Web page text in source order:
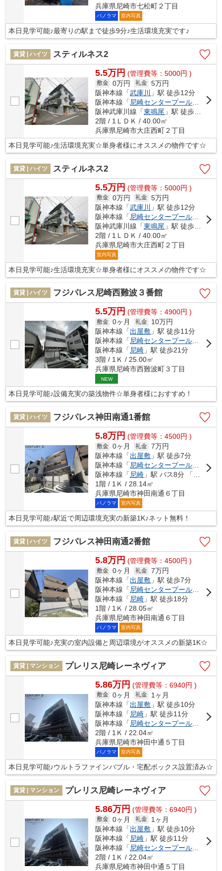
兵庫県尼崎市七松町２丁目
パノラマ 室内写真
本日見学可能♪最寄りの駅まで徒歩9分♪生活環境充実です♪
賃貸 | ハイツ スティルネス2
5.5万円 (管理費等：5000円 )
敷金 0万円 礼金 5万円
阪神本線「武庫川
」駅 徒歩12分
阪神本線「 尼崎センタープール前
」駅
阪神武庫川線「東鳴尾 」駅 徒歩23分
2階 / 1ＬＤＫ / 40.00㎡
兵庫県尼崎市大庄西町２丁目
本日見学可能♪生活環境充実☆単身者様にオススメの物件です☆
賃貸 | ハイツ スティルネス2
5.5万円 (管理費等：5000円 )
敷金 0万円 礼金 5万円
阪神本線「武庫川 」駅 徒歩12分
阪神本線「尼崎センタープール前
」駅
阪神武庫川線「東鳴尾 」駅 徒歩23分
2階 / 1ＬＤＫ / 40.00㎡
兵庫県尼崎市大庄西町２丁目
室内写真
本日見学可能♪生活環境充実☆単身者様にオススメの物件です☆
賃貸 | ハイツ フジパレス尼崎西難波３番館
5.5万円 (管理費等：4900円 )
敷金 0ヶ月 礼金
10万円
阪神本線「出屋敷 」駅 徒歩11分
阪神本線「尼崎センタープール前
」駅
阪神本線「尼崎 」駅 徒歩21分
3階 / 1Ｋ / 25.00㎡
兵庫県尼崎市西難波町３丁目
NEW
本日見学可能♪設備充実の築浅物件☆単身者様におすすめ！
賃貸 | ハイツ フジパレス神田南通1番館
5.8万円 (管理費等：4500円 )
敷金 0ヶ月 礼金 7万円
阪神本線「出屋敷 」駅 徒歩7分
阪神本線「尼崎センタープール前
」駅
阪神本線「尼崎 」駅 バス8分 「西難波」 停歩6分
1階 / 1Ｋ / 28.14㎡
兵庫県尼崎市神田南通６丁目
パノラマ 室内写真
本日見学可能♪駅近で周辺環境充実の新築1K♪ネット無料！
賃貸 | ハイツ フジパレス神田南通2番館
5.8万円 (管理費等：4500円 )
敷金 0ヶ月 礼金 7万円
阪神本線「出屋敷 」駅 徒歩7分
阪神本線「 尼崎センタープール前
」駅
阪神本線「 尼崎 」駅 徒歩18分
1階 / 1Ｋ / 28.05㎡
兵庫県尼崎市神田南通６丁目
パノラマ 室内写真
本日見学可能♪充実の室内設備と周辺環境がオススメの新築1K☆
賃貸 | マンション プレリス尼崎レーネヴィア
5.86万円 (管理費等：6940円 )
敷金 0ヶ月 礼金
1ヶ月
阪神本線「出屋敷 」駅 徒歩10分
阪神本線「 尼崎 」駅 徒歩11分
阪神本線「 尼崎センタープール前
」駅
2階 / 1Ｋ / 22.04㎡
兵庫県尼崎市神田中通５丁目
パノラマ 室内写真
本日見学可能♪ウルトラファインバブル・宅配ボックス設置済み☆
賃貸 | マンション プレリス尼崎レーネヴィア
5.86万円 (管理費等：6940円 )
敷金 0ヶ月 礼金
1ヶ月
阪神本線「出屋敷 」駅 徒歩10分
阪神本線「 尼崎 」駅 徒歩11分
阪神本線「 尼崎センタープール前
」駅
2階 / 1Ｋ / 22.04㎡
兵庫県尼崎市神田中通５丁目